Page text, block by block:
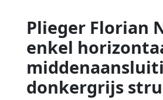
Plieger Florian
enkel
donkergrijs